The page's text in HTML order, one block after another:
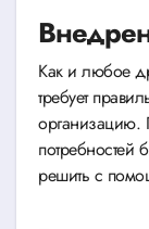
Как и любое
требует
организацию.
потребностей
решить с